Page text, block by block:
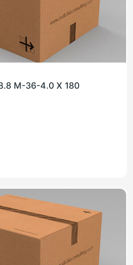
M-36-4.0 X 180